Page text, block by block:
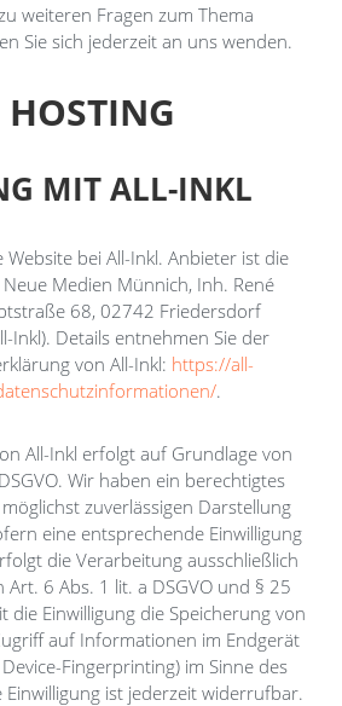
weiteren Fragen zum Thema
Sie sich jederzeit an uns wenden.
MIT ALL-INKL
bei All-Inkl. Anbieter ist die
Neue Medien Münnich, Inh. René
68, 02742 Friedersdorf
Inkl). Details entnehmen Sie der
von All-Inkl: https://all-
.
All-Inkl erfolgt auf Grundlage von
Wir haben ein berechtigtes
zuverlässigen Darstellung
eine entsprechende Einwilligung
die Verarbeitung ausschließlich
6 Abs. 1 lit. a DSGVO und § 25
die Einwilligung die Speicherung von
auf Informationen im Endgerät
Fingerprinting) im Sinne des
Einwilligung ist jederzeit widerrufbar.